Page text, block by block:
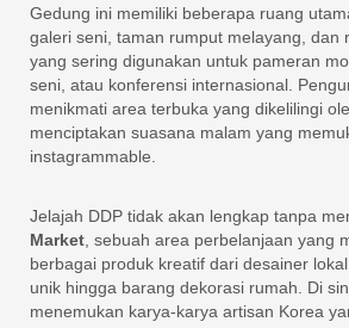
Gedung ini memiliki beberapa ruang
galeri seni, taman rumput melayang, dan
yang sering digunakan untuk pameran
seni, atau konferensi internasional.
menikmati area terbuka yang dikelilingi
menciptakan suasana malam yang
instagrammable.
Jelajah DDP tidak akan lengkap tanpa
Market , sebuah area perbelanjaan yang
berbagai produk kreatif dari desainer
unik hingga barang dekorasi rumah. Di
menemukan karya-karya artisan Korea